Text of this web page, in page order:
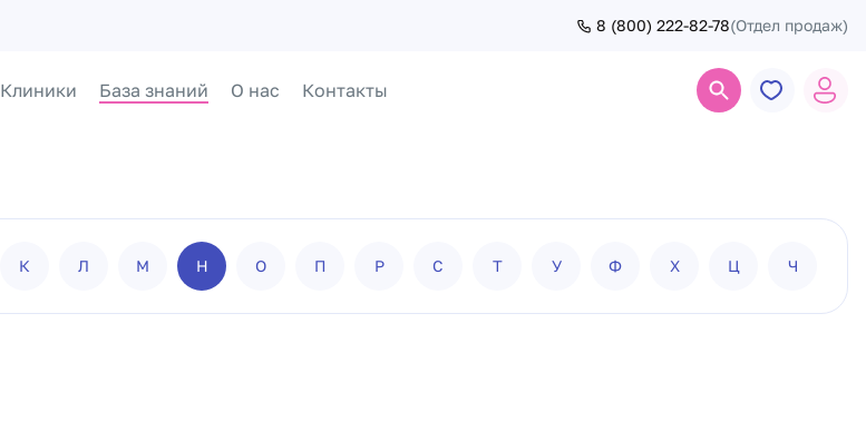
8 (800) 222-82-78(Отдел продаж)
Клиники База знаний О нас Контакты
К Л М Н О П Р С Т У Ф Х Ц Ч